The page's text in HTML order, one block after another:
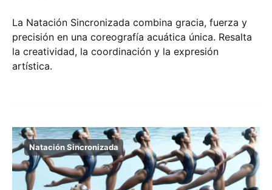
La Natación Sincronizada combina gracia, fuerza y
precisión en una coreografía acuática única. Resalta
la creatividad, la coordinación y la expresión
artística.
Natación Sincronizada